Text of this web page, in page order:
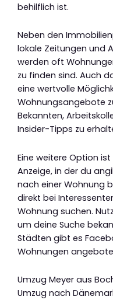
behilflich ist.
Neben den
lokale Zeitungen und
werden oft
zu finden sind. Auch
eine wertvolle
Wohnungsangebote
Bekannten,
Insider-Tipps zu
Eine weitere Option
Anzeige, in der du
nach einer Wohnung
direkt bei
Wohnung suchen.
um deine Suche
Städten gibt es
Wohnungen
Umzug Meyer aus
Umzug nach